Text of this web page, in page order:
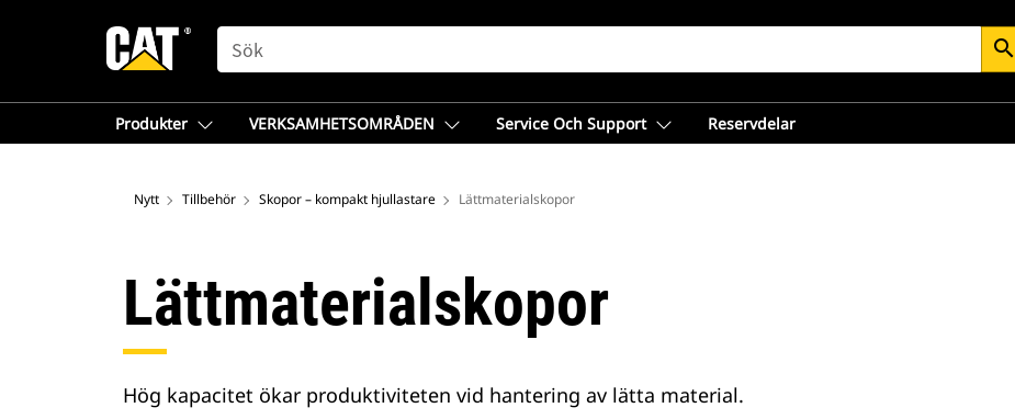
SEARCH search
Produkter VERKSAMHETSOMRÅDEN Service Och Support Reservdelar
Nytt Tillbehör Skopor – kompakt hjullastare Lättmaterialskopor
Lättmaterialskopor
Hög kapacitet ökar produktiviteten vid hantering av lätta material.